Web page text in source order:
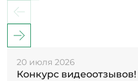
20 июля 2026
Конкурс видеоотзывов!